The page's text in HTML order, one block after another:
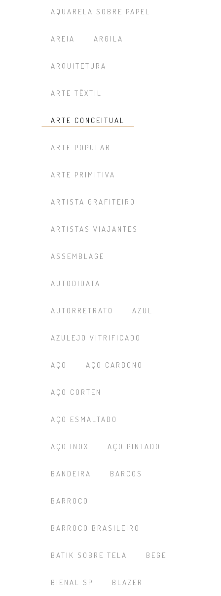
AQUARELA SOBRE PAPEL
AREIA ARGILA
ARQUITETURA
ARTE TÊXTIL
ARTE CONCEITUAL
ARTE POPULAR
ARTE PRIMITIVA
ARTISTA GRAFITEIRO
ARTISTAS VIAJANTES
ASSEMBLAGE
AUTODIDATA
AUTORRETRATO AZUL
AZULEJO VITRIFICADO
AÇO AÇO CARBONO
AÇO CORTEN
AÇO ESMALTADO
AÇO INOX AÇO PINTADO
BANDEIRA BARCOS
BARROCO
BARROCO BRASILEIRO
BATIK SOBRE TELA BEGE
BIENAL SP BLAZER